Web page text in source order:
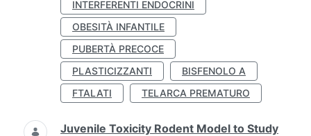
INTERFERENTI ENDOCRINI
OBESITÀ INFANTILE
PUBERTÀ PRECOCE
PLASTICIZZANTI
BISFENOLO A
FTALATI
TELARCA PREMATURO
Juvenile Toxicity Rodent Model to Study